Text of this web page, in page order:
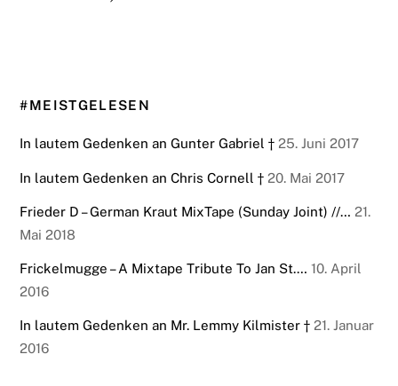
#MEISTGELESEN
In lautem Gedenken an Gunter Gabriel † 25. Juni 2017
In lautem Gedenken an Chris Cornell † 20. Mai 2017
Frieder D – German Kraut MixTape (Sunday Joint) //… 21.
Mai 2018
Frickelmugge – A Mixtape Tribute To Jan St.… 10. April
2016
In lautem Gedenken an Mr. Lemmy Kilmister † 21. Januar
2016